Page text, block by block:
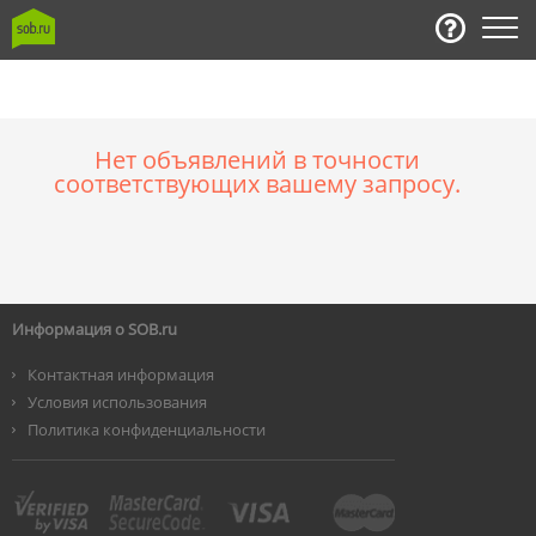
Нет объявлений в точности
соответствующих вашему запросу.
Информация о SOB.ru
Контактная информация
Условия использования
Политика конфиденциальности